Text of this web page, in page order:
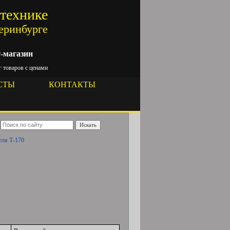
магазин
товаров с ценами
КОНТАКТЫ
Искать
Т-170